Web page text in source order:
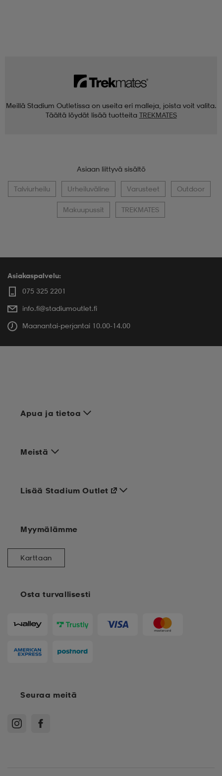
Meillä Stadium Outletissa on useita eri malleja, joista voit valita.
Täältä löydät lisää tuotteita TREKMATES
Asiaan liittyvä sisältö
Talviurheilu Urheiluväline Varusteet Outdoor
Makuupussit TREKMATES
Asiakaspalvelu:
075 325 2201
info.fi@stadiumoutlet.fi
Maanantai-perjantai 10.00-14.00
Apua ja tietoa
Meistä
Osta turvallisesti
Lisää Stadium Outlet
Myymälämme
Karttaan
Seuraa meitä